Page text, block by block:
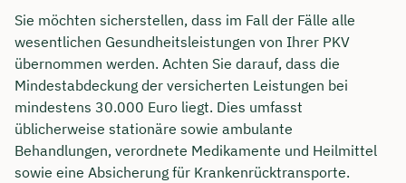
Sie möchten sicherstellen, dass im Fall der Fälle alle
wesentlichen Gesundheitsleistungen von Ihrer PKV
übernommen werden. Achten Sie darauf, dass die
Mindestabdeckung der versicherten Leistungen bei
mindestens 30.000 Euro liegt. Dies umfasst
üblicherweise stationäre sowie ambulante
Behandlungen, verordnete Medikamente und Heilmittel
sowie eine Absicherung für Krankenrücktransporte.